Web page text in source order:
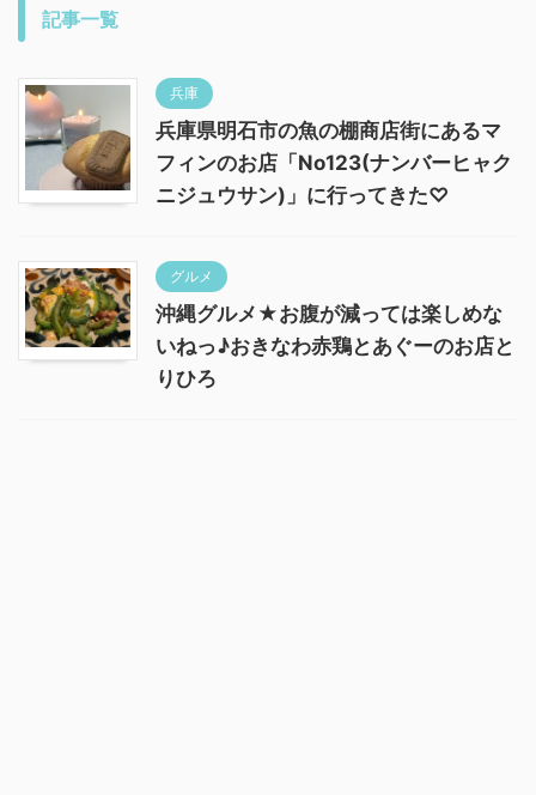
記事一覧
兵庫
兵庫県明石市の魚の棚商店街にあるマ
フィンのお店「No123(ナンバーヒャク
ニジュウサン)」に行ってきた♡
グルメ
沖縄グルメ★お腹が減っては楽しめな
いねっ♪おきなわ赤鶏とあぐーのお店と
りひろ